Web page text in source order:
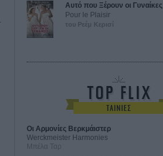
Αυτό που Ξέρουν οι Γυναίκες
Pour le Plaisir
του Ρεέμ Κερισί
Οι Αρμονίες Βερκμάιστερ
Werckmeister Harmonies
Μπέλα Ταρ